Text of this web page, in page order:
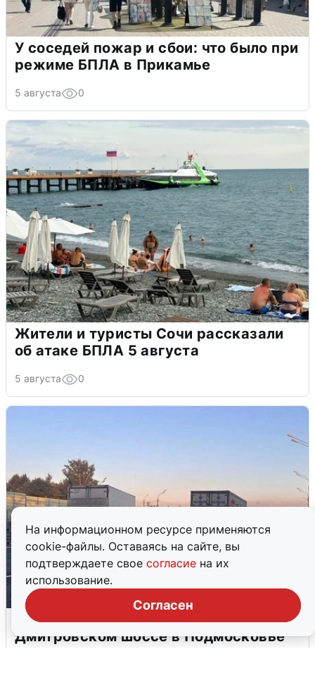
На информационном ресурсе применяются
cookie-файлы. Оставаясь на сайте, вы
подтверждаете свое согласие на их
использование.
Согласен
У соседей пожар и сбои: что было при
режиме БПЛА в Прикамье
5 августа 0
Жители и туристы Сочи рассказали
об атаке БПЛА 5 августа
5 августа 0
Пять машин столкнулись на
Дмитровском шоссе в Подмосковье